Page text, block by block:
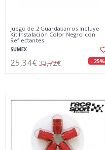
Juego de 2 Guardabarros Incluye
Kit Instalación Color Negro con
Reflectantes
SUMEX
25,34€ 33,72€ - 25%